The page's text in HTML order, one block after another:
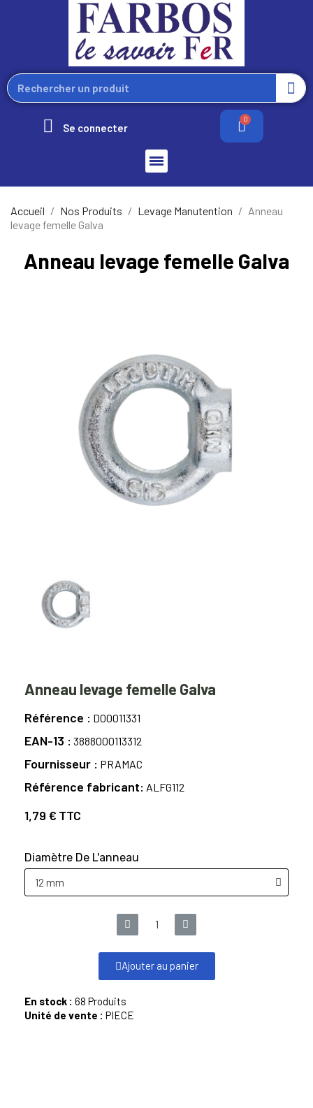
Se connecter
Accueil Nos Produits Levage Manutention
Anneau
levage femelle Galva
Anneau levage femelle Galva
Anneau levage femelle Galva
Référence D00011331
EAN-13 3888000113312
Fournisseur PRAMAC
Référence fabricant ALFG112
1,79 € TTC
Diamètre De L'anneau
Ajouter au panier
En stock : 68 Produits
Unité de vente : PIECE